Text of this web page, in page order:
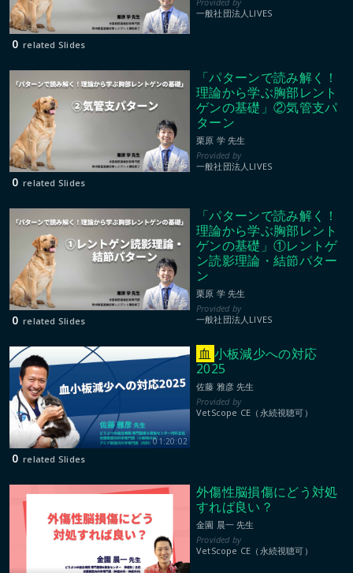
01:02:47
一般社団法人LIVES
0 related Slides
00:57:46
「パターンで読み解く！
理論から学ぶ胸部レント
ゲンの基礎」②気管支パ
ターン
栗原 学 先生
一般社団法人LIVES
0 related Slides
01:01:35
「パターンで読み解く！
理論から学ぶ胸部レント
ゲンの基礎」①レントゲ
ン読影理論・結節パター
ン
栗原 学 先生
一般社団法人LIVES
0 related Slides
01:20:02
血 小板減少への対応
2025
佐藤 雅彦 先生
VetScope CE（永続視聴可）
0 related Slides
外傷性脳損傷にどう対処
すれば良い？
金園 晨一 先生
VetScope CE（永続視聴可）